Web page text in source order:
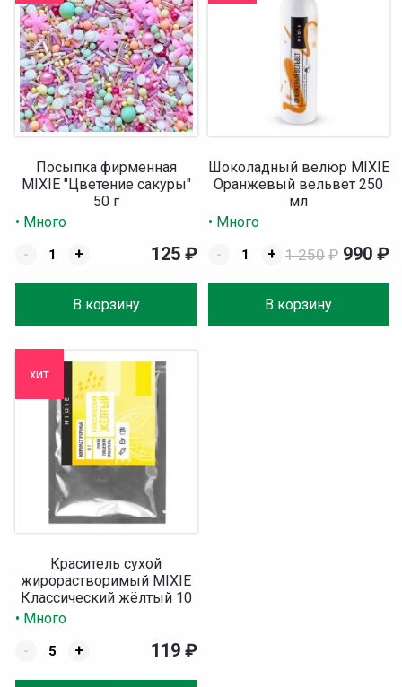
Посыпка фирменная
MIXIE "Цветение сакуры"
50 г
• Много
-
+
В корзину
125 ₽
Шоколадный велюр MIXIE
Оранжевый вельвет 250
мл
• Много
-
+
В корзину
1 250 ₽ 990 ₽
хит
Краситель сухой
жирорастворимый MIXIE
Классический жёлтый 10
• Много
-
+ 119 ₽